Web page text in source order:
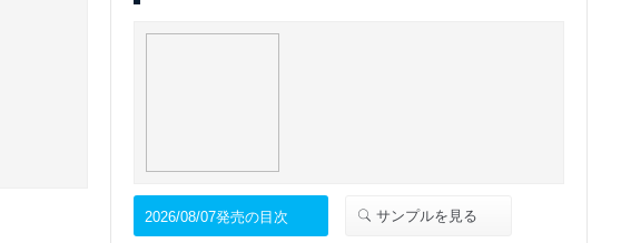
2026/08/07発売の目次 サンプルを見る